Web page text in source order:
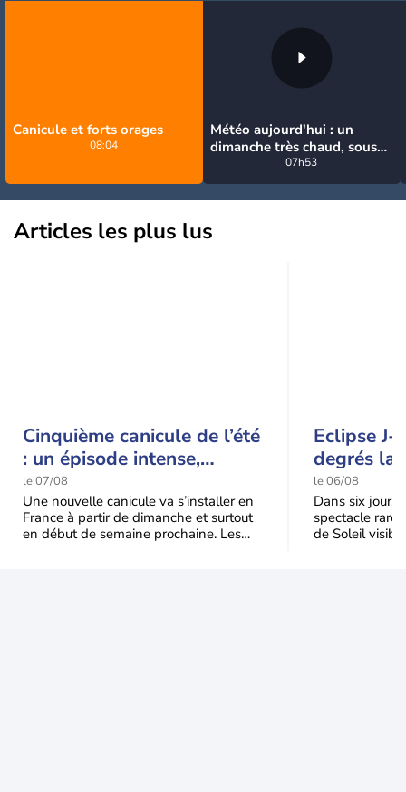
Canicule et forts orages
08:04
Météo aujourd'hui : un
dimanche très chaud, sous
la menace de quelques
orages
07h53
Articles les plus lus
Cinquième canicule de l’été
: un épisode intense,
durable et étendu la
semaine prochaine
le 07/08
Une nouvelle canicule va s’installer en
France à partir de dimanche et surtout
en début de semaine prochaine. Les
Eclipse J-
degrés la
t-elle
l'éclipse
le 06/08
Dans six
spectacle rare
de Soleil